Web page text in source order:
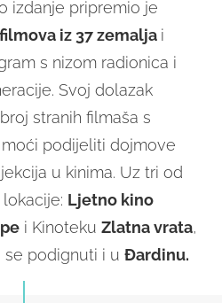
izdanje pripremio je
iz 37 zemalja i
s nizom radionica i
Svoj dolazak
stranih filmaša s
podijeliti dojmove
u kinima. Uz tri od
Ljetno kino
i Kinoteku Zlatna vrata,
podignuti i u Đardinu.